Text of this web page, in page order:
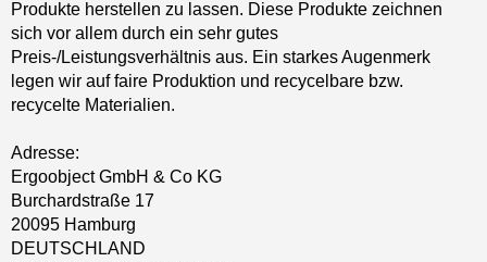
Produkte herstellen zu lassen. Diese Produkte zeichnen
sich vor allem durch ein sehr gutes
Preis-/Leistungsverhältnis aus. Ein starkes Augenmerk
legen wir auf faire Produktion und recycelbare bzw.
recycelte Materialien.
Adresse:
Ergoobject GmbH & Co KG
Burchardstraße 17
20095 Hamburg
DEUTSCHLAND